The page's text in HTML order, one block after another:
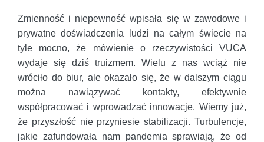
Zmienność i niepewność wpisała się w zawodowe i
prywatne doświadczenia ludzi na całym świecie na
tyle mocno, że mówienie o rzeczywistości VUCA
wydaje się dziś truizmem. Wielu z nas wciąż nie
wróciło do biur, ale okazało się, że w dalszym ciągu
można nawiązywać kontakty, efektywnie
współpracować i wprowadzać innowacje. Wiemy już,
że przyszłość nie przyniesie stabilizacji. Turbulencje,
jakie zafundowała nam pandemia sprawiają, że od